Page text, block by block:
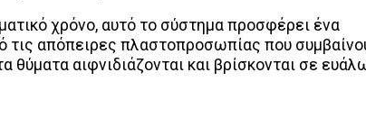
χρόνο, αυτό το σύστημα προσφέρει ένα
τις απόπειρες πλαστοπροσωπίας που
θύματα αιφνιδιάζονται και βρίσκονται σε